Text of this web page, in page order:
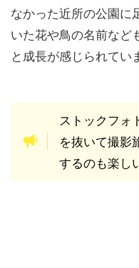
なかった近所の公園に
いた花や鳥の名前など
と成長が感じられてい
ストックフォ
を抜いて撮影
するのも楽し